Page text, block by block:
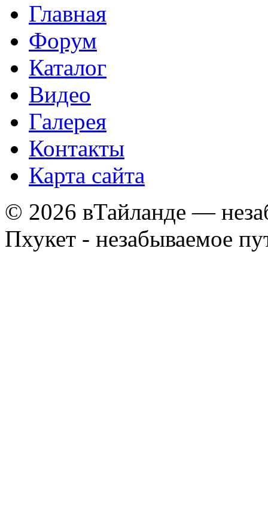
Главная
Форум
Каталог
Видео
Галерея
Контакты
Карта сайта
© 2026 вТайланде —
Пхукет - незабываемое